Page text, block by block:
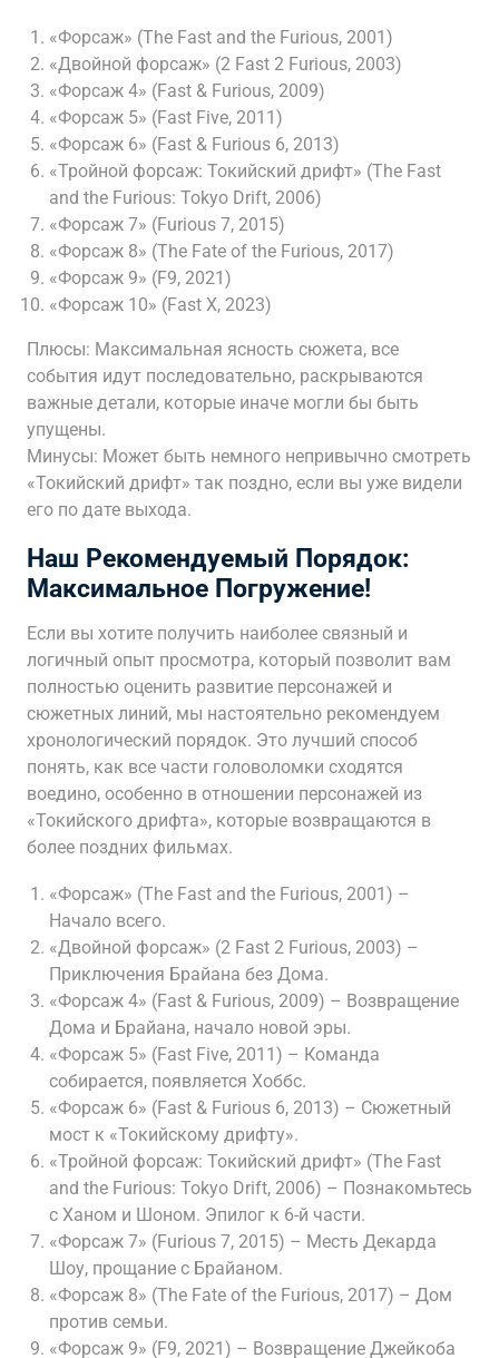
«Форсаж» (The Fast and the Furious, 2001)
«Двойной форсаж» (2 Fast 2 Furious, 2003)
«Форсаж 4» (Fast & Furious, 2009)
«Форсаж 5» (Fast Five, 2011)
«Форсаж 6» (Fast & Furious 6, 2013)
«Тройной форсаж: Токийский дрифт» (The Fast
and the Furious: Tokyo Drift, 2006)
«Форсаж 7» (Furious 7, 2015)
«Форсаж 8» (The Fate of the Furious, 2017)
«Форсаж 9» (F9, 2021)
«Форсаж 10» (Fast X, 2023)
Плюсы: Максимальная ясность сюжета, все
события идут последовательно, раскрываются
важные детали, которые иначе могли бы быть
упущены.
Минусы: Может быть немного непривычно смотреть
«Токийский дрифт» так поздно, если вы уже видели
его по дате выхода.
Наш Рекомендуемый Порядок:
Максимальное Погружение!
Если вы хотите получить наиболее связный и
логичный опыт просмотра, который позволит вам
полностью оценить развитие персонажей и
сюжетных линий, мы настоятельно рекомендуем
хронологический порядок. Это лучший способ
понять, как все части головоломки сходятся
воедино, особенно в отношении персонажей из
«Токийского дрифта», которые возвращаются в
более поздних фильмах.
«Форсаж» (The Fast and the Furious, 2001) –
Начало всего.
«Двойной форсаж» (2 Fast 2 Furious, 2003) –
Приключения Брайана без Дома.
«Форсаж 4» (Fast & Furious, 2009) – Возвращение
Дома и Брайана, начало новой эры.
«Форсаж 5» (Fast Five, 2011) – Команда
собирается, появляется Хоббс.
«Форсаж 6» (Fast & Furious 6, 2013) – Сюжетный
мост к «Токийскому дрифту».
«Тройной форсаж: Токийский дрифт» (The Fast
and the Furious: Tokyo Drift, 2006) – Познакомьтесь
с Ханом и Шоном. Эпилог к 6-й части.
«Форсаж 7» (Furious 7, 2015) – Месть Декарда
Шоу, прощание с Брайаном.
«Форсаж 8» (The Fate of the Furious, 2017) – Дом
против семьи.
«Форсаж 9» (F9, 2021) – Возвращение Джейкоба